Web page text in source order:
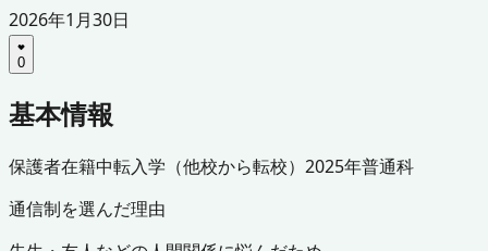
2026年1月30日
0
基本情報
保護者在籍中転入学（他校から転校） 2025年普通科
通信制を選んだ理由